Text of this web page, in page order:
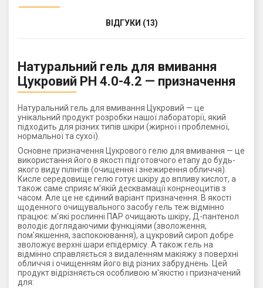
ВІДГУКИ (13)
Натуральний гель для вмивання
Цукровий PH 4.0-4.2 — призначення
Натуральний гель для вмивання Цукровий — це
унікальний продукт розробки нашої лабораторії, який
підходить для різних типів шкіри (жирної і проблемної,
нормальної та сухої).
Основне призначення Цукрового гелю для вмивання — це
використання його в якості підготовчого етапу до будь-
якого виду пілінгів (очищення і знежирення обличчя).
Кисле середовище гелю готує шкіру до впливу кислот, а
також саме сприяє м'якій десквамації конрнеоцитів з
часом. Але це не єдиний варіант призначення. В якості
щоденного очищувального засобу гель теж відмінно
працює: м'які рослинні ПАР очищають шкіру, Д-пантенол
володіє доглядаючими функціями (зволоження,
пом'якшення, заспокоювання), а цукровий сироп добре
зволожує верхні шари епідермісу. А також гель на
відмінно справляється з видаленням макіяжу з поверхні
обличчя і очищенням його від різних забруднень. Цей
продукт відрізняється особливою м'якістю і призначений
для: